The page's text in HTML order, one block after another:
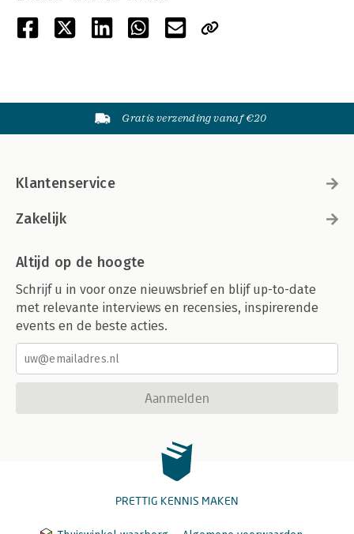
Gratis verzending vanaf €20
Klantenservice
Zakelijk
Altijd op de hoogte
Schrijf u in voor onze nieuwsbrief en blijf up-to-date
met relevante interviews en recensies, inspirerende
events en de beste acties.
Aanmelden
PRETTIG KENNIS MAKEN